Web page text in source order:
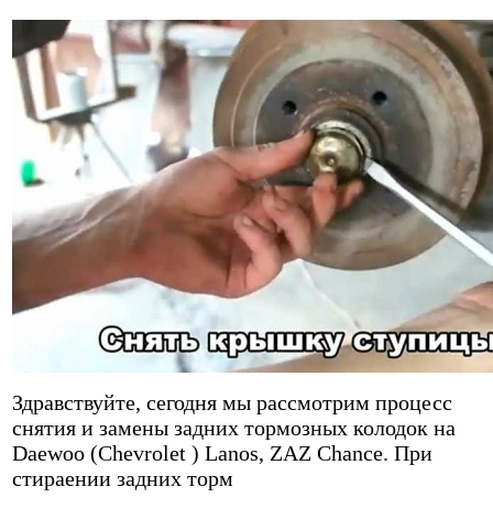
Здравствуйте, сегодня мы рассмотрим процесс
снятия и замены задних тормозных колодок на
Daewoo (Chevrolet ) Lanos, ZAZ Chance. При
стираении задних торм